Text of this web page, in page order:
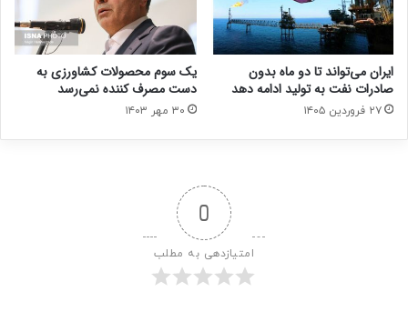
ایران می‌تواند تا دو ماه بدون
صادرات نفت به تولید ادامه دهد
۲۷ فروردین ۱۴۰۵
یک سوم محصولات کشاورزی به
دست مصرف کننده نمی‌رسد
۳۰ مهر ۱۴۰۳
0
امتیازدهی به مطلب